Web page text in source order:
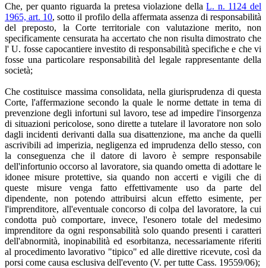
Che, per quanto riguarda la pretesa violazione dellaL. n. 1124 del
1965, art. 10, sotto il profilo della affermata assenza di responsabilità
del preposto, la Corte territoriale con valutazione merito, non
specificamente censurata ha accertato che non risulta dimostrato che
l' U. fosse capocantiere investito di responsabilità specifiche e che vi
fosse una particolare responsabilità del legale rappresentante della
società;
Che costituisce massima consolidata, nella giurisprudenza di questa
Corte, l'affermazione secondo la quale le norme dettate in tema di
prevenzione degli infortuni sul lavoro, tese ad impedire l'insorgenza
di situazioni pericolose, sono dirette a tutelare il lavoratore non solo
dagli incidenti derivanti dalla sua disattenzione, ma anche da quelli
ascrivibili ad imperizia, negligenza ed imprudenza dello stesso, con
la conseguenza che il datore di lavoro è sempre responsabile
dell'infortunio occorso al lavoratore, sia quando ometta di adottare le
idonee misure protettive, sia quando non accerti e vigili che di
queste misure venga fatto effettivamente uso da parte del
dipendente, non potendo attribuirsi alcun effetto esimente, per
l'imprenditore, all'eventuale concorso di colpa del lavoratore, la cui
condotta può comportare, invece, l'esonero totale del medesimo
imprenditore da ogni responsabilità solo quando presenti i caratteri
dell'abnormità, inopinabilità ed esorbitanza, necessariamente riferiti
al procedimento lavorativo "tipico" ed alle direttive ricevute, così da
porsi come causa esclusiva dell'evento (V. per tutte Cass. 19559/06);